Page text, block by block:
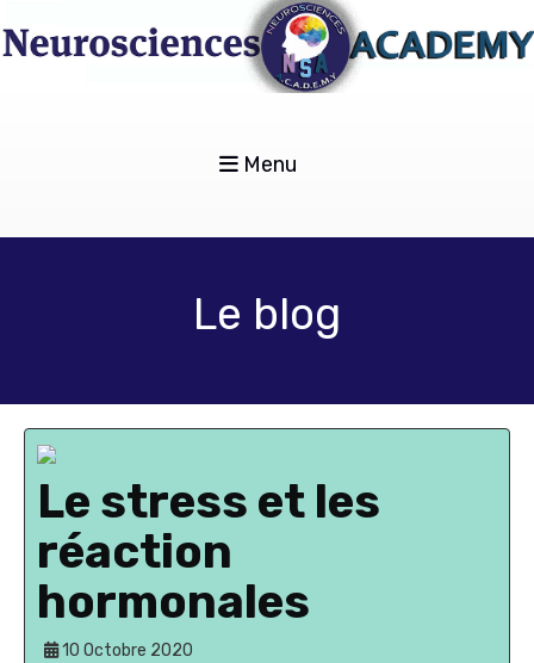
Menu
Le blog
Le stress et les
réaction
hormonales
10 Octobre 2020